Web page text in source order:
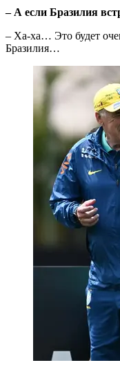
– А если Бразилия
– Ха-ха… Это будет
Бразилия…